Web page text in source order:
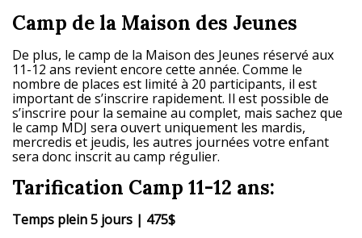
Camp de la Maison des Jeunes
De plus, le camp de la Maison des Jeunes réservé aux
11-12 ans revient encore cette année. Comme le
nombre de places est limité à 20 participants, il est
important de s’inscrire rapidement. Il est possible de
s’inscrire pour la semaine au complet, mais sachez que
le camp MDJ sera ouvert uniquement les mardis,
mercredis et jeudis, les autres journées votre enfant
sera donc inscrit au camp régulier.
Tarification Camp 11-12 ans:
Temps plein 5 jours | 475$